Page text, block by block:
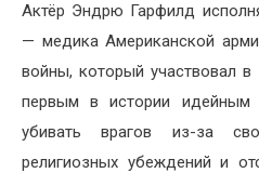
Актёр Эндрю Гарфилд
— медика Американской
войны, который участвовал
первым в истории идейным
убивать врагов из-за
религиозных убеждений и